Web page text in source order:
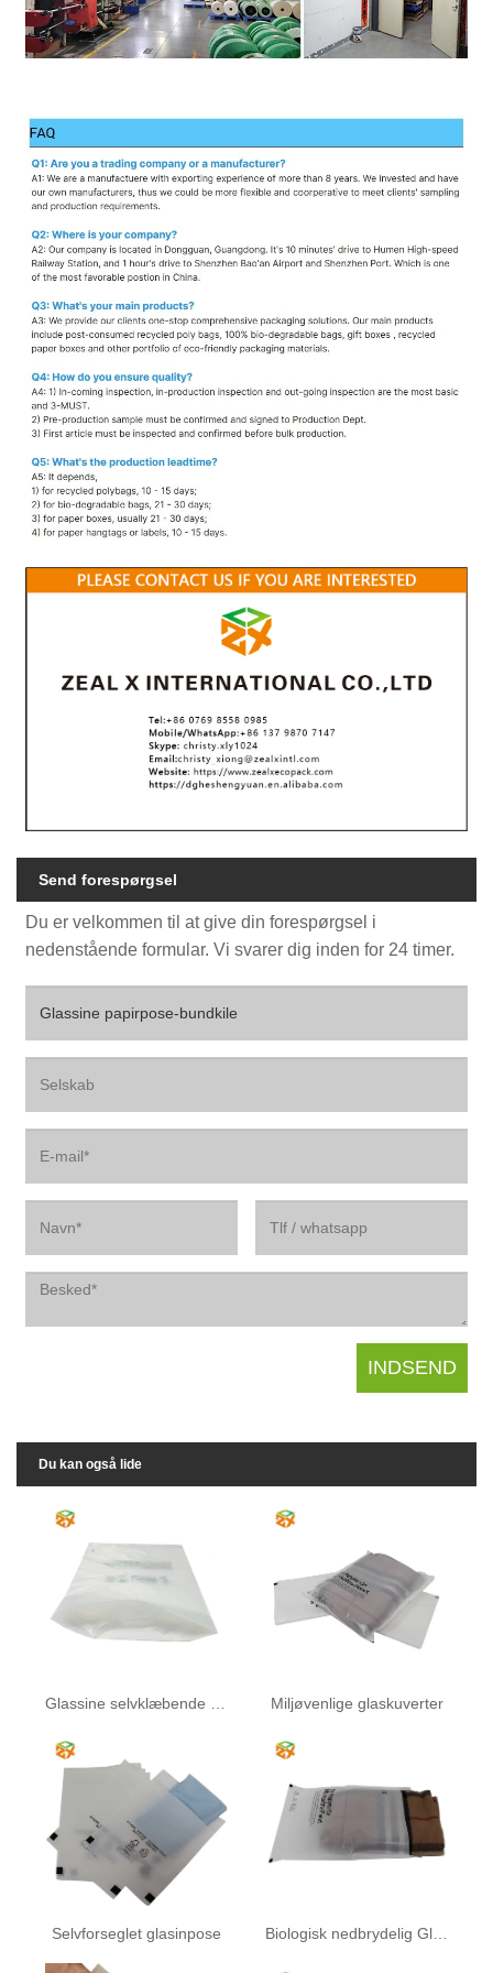
Send forespørgsel
Du er velkommen til at give din forespørgsel i
nedenstående formular. Vi svarer dig inden for 24 timer.
Du kan også lide
Miljøvenlige glaskuverter
Selvforseglet glasinpose Biologisk nedbrydelig Glassine papirpose